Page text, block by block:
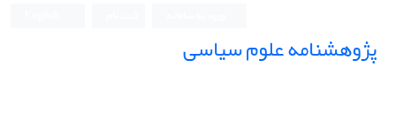
پژوهشنامه علوم سیاسی